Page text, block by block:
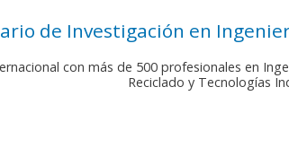
de Investigación en
con más de 500 profesionales en
Reciclado y Tecnologías